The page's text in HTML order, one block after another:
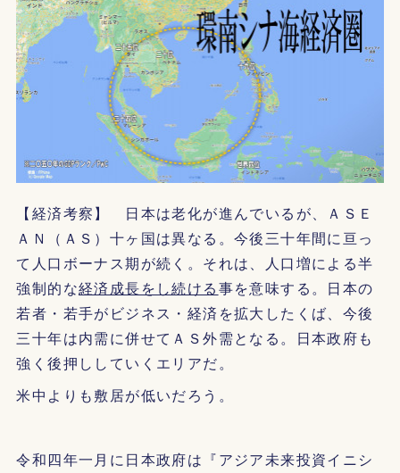
【経済考察】 日本は老化が進んでいるが、ＡＳＥ
ＡＮ（ＡＳ）十ヶ国は異なる。今後三十年間に亘っ
て人口ボーナス期が続く。それは、人口増による半
強制的な経済成長をし続ける事を意味する。日本の
若者・若手がビジネス・経済を拡大したくば、今後
三十年は内需に併せてＡＳ外需となる。日本政府も
強く後押ししていくエリアだ。
米中よりも敷居が低いだろう。
令和四年一月に日本政府は『アジア未来投資イニシ